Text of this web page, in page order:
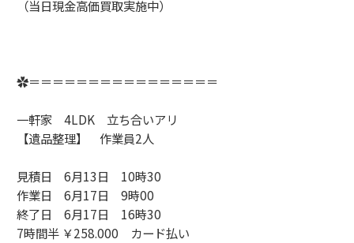
（当日現金高価買取実施中）
✿＝＝＝＝＝＝＝＝＝＝＝＝＝＝＝＝
一軒家 4LDK 立ち合いアリ
【遺品整理】 作業員2人
見積日 6月13日 10時30
作業日 6月17日 9時00
終了日 6月17日 16時30
7時間半 ￥258.000 カード払い